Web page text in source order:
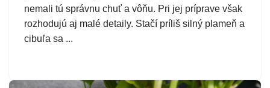
nemali tú správnu chuť a vôňu. Pri jej príprave však
rozhodujú aj malé detaily. Stačí príliš silný plameň a
cibuľa sa ...